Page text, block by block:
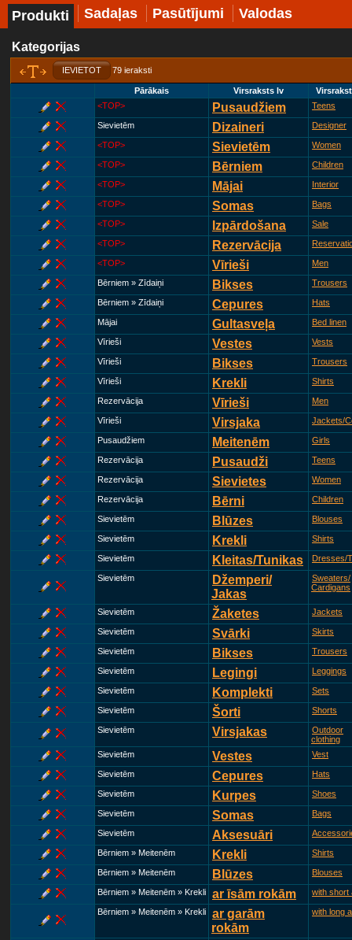
Produkti Sadaļas Pasūtījumi Valodas
Kategorijas
IEVIETOT 79 ieraksti
Pārākais Virsraksts lv
<TOP>
Pusaudžiem Teens
Sievietēm Dizaineri Designer
<TOP> Sievietēm Women
<TOP> Bērniem Children
<TOP> Mājai Interior
<TOP> Somas Bags
<TOP> Izpārdošana Sale
<TOP> Rezervācija
<TOP> Vīrieši Men
Bērniem » Zīdaiņi Bikses Trousers
Bērniem » Zīdaiņi Cepures Hats
Mājai Gultasveļa Bed linen
Vīrieši Vestes Vests
Vīrieši Bikses Trousers
Vīrieši Krekli Shirts
Rezervācija Vīrieši Men
Vīrieši Virsjaka Jackets/
Pusaudžiem Meitenēm Girls
Rezervācija Pusaudži Teens
Rezervācija Sievietes Women
Rezervācija Bērni Children
Sievietēm Blūzes Blouses
Sievietēm Krekli Shirts
Sievietēm Kleitas/Tunikas Dresses/
Sievietēm
Džemperi/
Jakas
Sweaters/
Cardigans
Sievietēm Žaketes Jackets
Sievietēm Svārki Skirts
Sievietēm Bikses Trousers
Sievietēm Legingi Leggings
Sievietēm Komplekti Sets
Sievietēm Šorti Shorts
Sievietēm Virsjakas
Outdoor
clothing
Sievietēm
Vestes Vest
Sievietēm Cepures Hats
Sievietēm Kurpes Shoes
Sievietēm Somas Bags
Sievietēm Aksesuāri
Bērniem » Meitenēm Krekli Shirts
Bērniem » Meitenēm Blūzes Blouses
Bērniem » Meitenēm » Krekli ar īsām rokām with short
Bērniem » Meitenēm » Krekli
ar garām
rokām
with long